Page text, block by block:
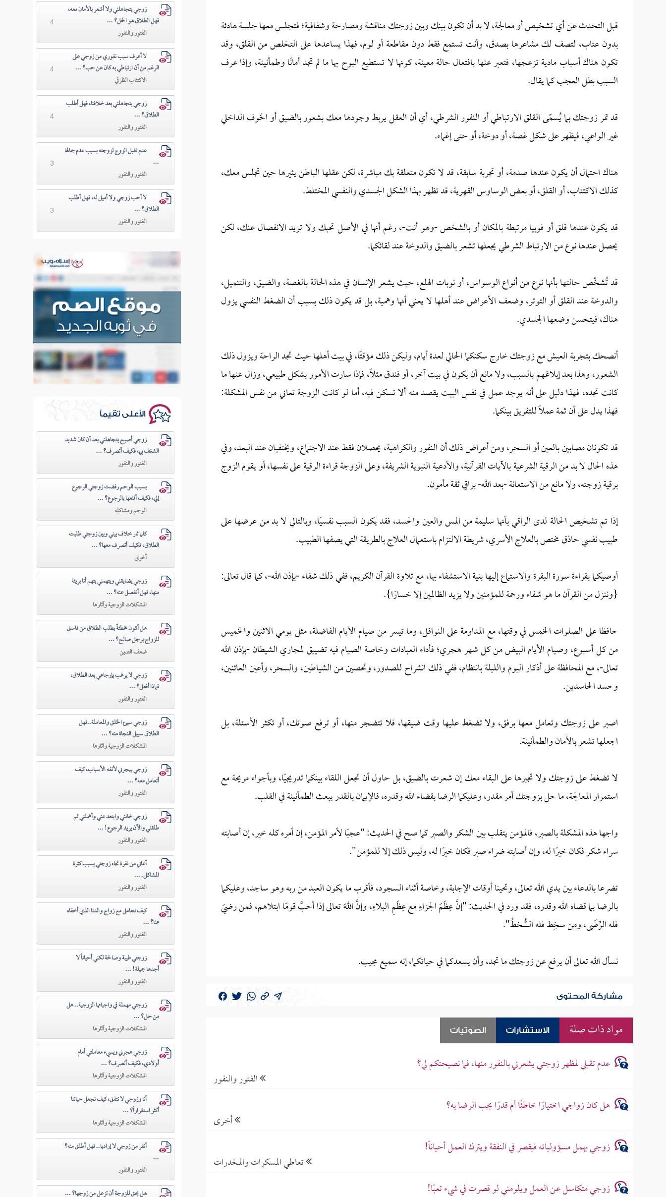
قبل التحدث عن أي تشخيص أو معالجة، لا بد أن تكون بينك وبين زوجتك مناقشة ومصارحة وشفافية؛ فتجلس معها جلسة هادئة
بدون عتاب، لتصف لك مشاعرها بصدق، وأنت تستمع فقط دون مقاطعة أو لوم، فهذا يساعدها على التخلص من القلق، وقد
تكون هناك أسباب مادية تزعجها، فتعبر عنها بافتعال حالة معينة، كونها لا تستطيع البوح بها ما لم تجد أمانًا وطمأنينة، وإذا عرف
السبب بطل العجب كما يقال.
قد تمر زوجتك بما يُسمّى القلق الارتباطي أو النفور الشرطي، أي أن العقل يربط وجودها معك بشعور بالضيق أو الخوف الداخلي
غير الواعي، فيظهر على شكل غصة، أو دوخة، أو حتى إغماء.
هناك احتمال أن يكون عندها صدمة، أو تجربة سابقة، قد لا تكون متعلقة بك مباشرة، لكن عقلها الباطن يثيرها حين تجلس معك،
كذلك الاكتئاب، أو القلق، أو بعض الوساوس القهرية، قد تظهر بهذا الشكل الجسدي والنفسي المختلط.
قد يكون عندها قلق أو فوبيا مرتبطة بالمكان أو بالشخص -وهو أنت-، رغم أنها في الأصل تحبك ولا تريد الانفصال عنك، لكن
يحصل عندها نوع من الارتباط الشرطي يجعلها تشعر بالضيق والدوخة عند لقائكما.
قد تُشخّص حالتها بأنها نوع من أنواع الوسواس، أو نوبات الهلع، حيث يشعر الإنسان في هذه الحالة بالغصة، والضيق، والتنميل،
والدوخة عند القلق أو التوتر، وضعف الأعراض عند أهلها لا يعني أنها وهمية، بل قد يكون ذلك بسبب أن الضغط النفسي يزول
هناك، فيتحسن وضعها الجسدي.
أنصحك بتجربة العيش مع زوجتك خارج سكنكما الحالي لعدة أيام، وليكن ذلك مؤقتًا، في بيت أهلها حيث تجد الراحة ويزول ذلك
الشعور، وهذا بعد إبلاغهم بالسبب، ولا مانع أن يكون في بيت آخر، أو فندق مثلًا، فإذا سارت الأمور بشكل طبيعي، وزال عنها ما
كانت تجده، فهذا دليل على أنه يوجد عمل في نفس البيت يقصد منه ألا تسكن فيه، أما لو كانت الزوجة تعاني من نفس المشكلة:
فهذا يدل على أن ثمة عملًا للتفريق بينكما.
قد تكونان مصابين بالعين أو السحر، ومن أعراض ذلك أن النفور والكراهية، يحصلان فقط عند الاجتماع، ويختفيان عند البعد، وفي
هذه الحال لا بد من الرقية الشرعية بالآيات القرآنية، والأدعية النبوية الشريفة، وعلى الزوجة قراءة الرقية على نفسها، أو يقوم الزوج
برقية زوجته، ولا مانع من الاستعانة -بعد الله- براقٍ ثقة مأمون.
إذا تم تشخيص الحالة لدى الراقي بأنها سليمة من المس والعين والحسد، فقد يكون السبب نفسيًا، وبالتالي لا بد من عرضها على
طبيب نفسي حاذق مختص بالعلاج الأسري، شريطة الالتزام باستعمال العلاج بالطريقة التي يصفها الطبيب.
أوصيكما بقراءة سورة البقرة والاستماع إليها بنية الاستشفاء بها، مع تلاوة القرآن الكريم، ففي ذلك شفاء -بإذن الله-، كما قال تعالى:
{وننزل من القرآن ما هو شفاء ورحمة للمؤمنين ولا يزيد الظالمين إلا خسارًا}.
حافظا على الصلوات الخمس في وقتها، مع المداومة على النوافل، وما تيسر من صيام الأيام الفاضلة، مثل يومي الاثنين والخميس
من كل أسبوع، وصيام الأيام البيض من كل شهر هجري؛ فأداء العبادات وخاصة الصيام فيه تضييق لمجاري الشيطان -بإذن الله
تعالى-، مع المحافظة على أذكار اليوم والليلة بانتظام، ففي ذلك انشراح للصدور، وتحصين من الشياطين، والسحر، وأعين العائنين،
وحسد الحاسدين.
اصبر على زوجتك وتعامل معها برفق، ولا تضغط عليها وقت ضيقها، فلا تتضجر منها، أو ترفع صوتك، أو تكثر الأسئلة، بل
اجعلها تشعر بالأمان والطمأنينة.
لا تضغط على زوجتك ولا تجبرها على البقاء معك إن شعرت بالضيق، بل حاول أن تجعل اللقاء بينكما تدريجيًا، وبأجواء مريحة مع
استمرار المعالجة، ما حل بزوجتك أمر مقدر، وعليكما الرضا بقضاء الله وقدره، فالإيمان بالقدر يبعث الطمأنينة في القلب.
واجها هذه المشكلة بالصبر، فالمؤمن يتقلب بين الشكر والصبر كما صح في الحديث: "عجبًا لأمر المؤمن، إن أمره كله خير، إن أصابته
سراء شكر فكان خيرًا له، وإن أصابته ضراء صبر فكان خيرًا له، وليس ذلك إلا للمؤمن".
تضرعا بالدعاء بين يدي الله تعالى، وتحينا أوقات الإجابة، وخاصة أثناء السجود، فأقرب ما يكون العبد من ربه وهو ساجد، وعليكما
بالرضا بما قضاه الله وقدره، فقد ورد في الحديث: "إنَّ عِظَمَ الجزاءِ مع عِظَمِ البلاءِ، وإنَّ اللهَ تعالى إذا أحبَّ قومًا ابتلاهم، فمن رضيَ
فله الرِّضَى، ومن سخِط فله السُّخطُ".
نسأل الله تعالى أن يرفع عن زوجتك ما تجد، وأن يسعدكما في حياتكما، إنه سميع مجيب.
مشاركة المحتوى
مواد ذات صلة الاستشارات الصوتيات
عدم تقبلي لمظهر زوجتي يشعرني بالنفور منها، فما نصيحتكم لي؟
الفتور والنفور
هل كان زواجي اختيارًا خاطئًا أم قدرًا يجب الرضا به؟
أخرى
زوجي يهمل مسؤولياته فيقصر في النفقة ويترك العمل أحياناً!
تعاطي المسكرات والمخدرات
زوجي متكاسل عن العمل ويلومني لو قصرت في شيء تعبًا!
زوجي يتجاهلني ولا أشعر بالأمان معه،
فهل الطلاق هو الحل؟ ...
الفتور والنفور
4
لا أعرف سبب نفوري من زوجي على
الرغم من أن ارتباطي به كان عن حب؟ ...
الاكتئاب الظرفي
4
زوجي يتجاهلني بعد خلافنا، فهل أطلب
الطلاق؟ ...
الفتور والنفور
4
عدم تقبل الزوج لزوجته بسبب عدم جمالها
...
الفتور والنفور
3
لا أحب زوجي ولا أميل له، فهل أطلب
الطلاق؟ ...
الفتور والنفور
3
الأعلى تقيماً
زوجي أصبح يتجاهلني بعد أن كان شديد
الشغف بي، فكيف أتصرف؟ ...
الفتور والنفور
بسبب الوحم رفضت زوجتي الرجوع
إلي، فكيف أقنعها بالرجوع؟ ...
الوحم ومشاكله
كلما ثار خلاف بيني وبين زوجتي طلبت
الطلاق، فكيف أتصرف معها؟ ...
أخرى
زوجي يضايقني ويتهمني بتهم أنا بريئة
منها، فهل أنفصل عنه؟ ...
المشكلات الزوجية وآثارها
هل أكون مخطئةً بطلب الطلاق من فاسق
للزواج برجل صالح؟ ...
ضعف التدين
زوجي لا يرغب بإرجاعي بعد الطلاق،
فماذا أفعل؟ ...
الفتور والنفور
زوجي سيئ الخلق والمعاملة..فهل
الطلاق سبيل النجاة منه؟ ...
المشكلات الزوجية وآثارها
زوجي يهجرني لأتفه الأسباب، كيف
أتعامل معه؟ ...
الفتور والنفور
زوجي خانني وابتعد عني وأهملني ثم
طلقني والآن يريد الرجوع! ...
الفتور والنفور
أعاني من نفرة تجاه زوجتي بسبب كثرة
المشاكل. ...
الفتور والنفور
كيف نتعامل مع زواج والدنا الذي أخفاه
عنا؟ ...
الفتور والنفور
زوجتي طيبة وصالحة لكني أحياناً لا
أجدها جميلة! ...
الفتور والنفور
زوجتي مهملة في واجباتها الزوجية.. هل
من حل؟ ...
المشكلات الزوجية وآثارها
زوجي هجرني ويسيء معاملتي أمام
أولادي، فكيف أتصرف؟ ...
المشكلات الزوجية وآثارها
أنا وزوجي لا نتفق، كيف نجعل حياتنا
أكثر استقراراً؟ ...
المشكلات الزوجية وآثارها
أنفر من زوجي لا إراديا.. فهل أطلق منه؟
...
الفتور والنفور
هل يحق للزوجة أن تزعل من زوجها؟ ...